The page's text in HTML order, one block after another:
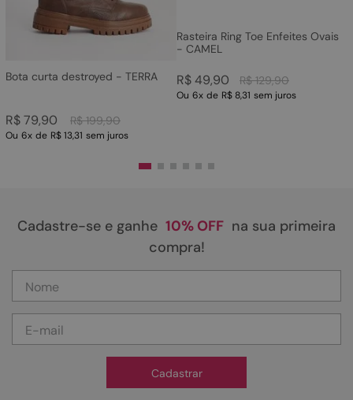
Bota curta destroyed - TERRA
R$ 199,90
R$79,90
Ou 6x de R$ 13,31 sem juros
Rasteira Ring Toe Enfeites Ovais
- CAMEL
R$ 129,90
R$49,90
Ou 6x de R$ 8,31 sem juros
Cadastre-se e ganhe 10% OFF na sua primeira
compra!
Cadastrar